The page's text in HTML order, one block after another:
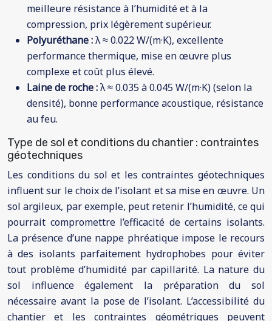
meilleure résistance à l’humidité et à la
compression, prix légèrement supérieur.
Polyuréthane :λ ≈ 0.022 W/(m·K), excellente
performance thermique, mise en œuvre plus
complexe et coût plus élevé.
Laine de roche :λ ≈ 0.035 à 0.045 W/(m·K) (selon la
densité), bonne performance acoustique, résistance
au feu.
Type de sol et conditions du chantier : contraintes
géotechniques
Les conditions du sol et les contraintes géotechniques
influent sur le choix de l’isolant et sa mise en œuvre. Un
sol argileux, par exemple, peut retenir l’humidité, ce qui
pourrait compromettre l’efficacité de certains isolants.
La présence d’une nappe phréatique impose le recours
à des isolants parfaitement hydrophobes pour éviter
tout problème d’humidité par capillarité. La nature du
sol influence également la préparation du sol
nécessaire avant la pose de l’isolant. L’accessibilité du
chantier et les contraintes géométriques peuvent